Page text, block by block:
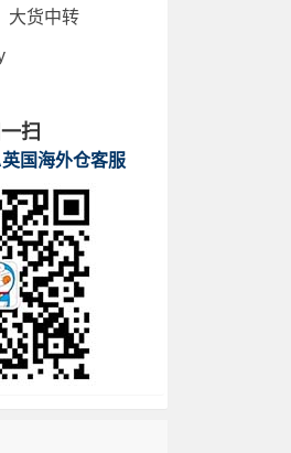
大货中转
扫
国海外仓客服